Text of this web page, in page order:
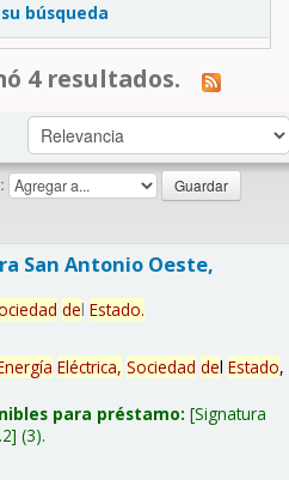
búsqueda
4 resultados.
San Antonio Oeste,
del Estado.
Eléctrica, Sociedad del Estado,
para préstamo: Signatura
(3).